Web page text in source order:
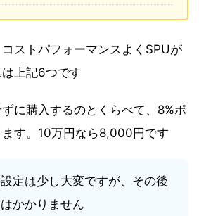
ストパフォーマンスよくSPUが
上記6つです
に購入するのとくらべて、8%ポ
す。10万円なら8,000円です
定は少し大変ですが、その後
かかりません